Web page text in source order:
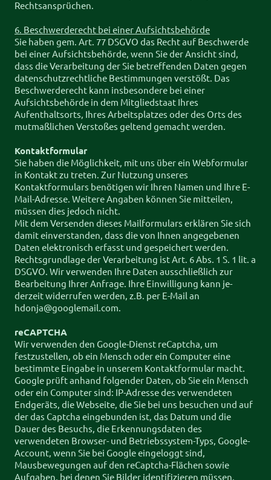
Rechtsansprüchen.
6. Beschwerderecht bei einer Aufsichtsbehörde
Sie haben gem. Art. 77 DSGVO das Recht auf Beschwerde
bei einer Aufsichtsbehörde, wenn Sie der Ansicht sind,
dass die Verarbeitung der Sie betreffenden Daten gegen
datenschutzrechtliche Bestimmungen verstößt. Das
Beschwerderecht kann insbesondere bei einer
Aufsichtsbehörde in dem Mitgliedstaat Ihres
Aufenthaltsorts, Ihres Arbeitsplatzes oder des Orts des
mutmaßlichen Verstoßes geltend gemacht werden.
Kontaktformular
Sie haben die Möglichkeit, mit uns über ein Webformular
in Kontakt zu treten. Zur Nutzung unseres
Kontaktformulars benötigen wir Ihren Namen und Ihre E-
Mail-Adresse. Weitere Angaben können Sie mitteilen,
müssen dies jedoch nicht.
Mit dem Versenden dieses Mailformulars erklären Sie sich
damit einverstanden, dass die von Ihnen angegebenen
Daten elektronisch erfasst und gespeichert werden.
Rechtsgrundlage der Verarbeitung ist Art. 6 Abs. 1 S. 1 lit. a
DSGVO. Wir verwenden Ihre Daten ausschließlich zur
Bearbeitung Ihrer Anfrage. Ihre Einwilligung kann je-
derzeit widerrufen werden, z.B. per E-Mail an
hdonja@googlemail.com.
reCAPTCHA
Wir verwenden den Google-Dienst reCaptcha, um
festzustellen, ob ein Mensch oder ein Computer eine
bestimmte Eingabe in unserem Kontaktformular macht.
Google prüft anhand folgender Daten, ob Sie ein Mensch
oder ein Computer sind: IP-Adresse des verwendeten
Endgeräts, die Webseite, die Sie bei uns besuchen und auf
der das Captcha eingebunden ist, das Datum und die
Dauer des Besuchs, die Erkennungsdaten des
verwendeten Browser- und Betriebssystem-Typs, Google-
Account, wenn Sie bei Google eingeloggt sind,
Mausbewegungen auf den reCaptcha-Flächen sowie
Aufgaben, bei denen Sie Bilder identifizieren müssen.